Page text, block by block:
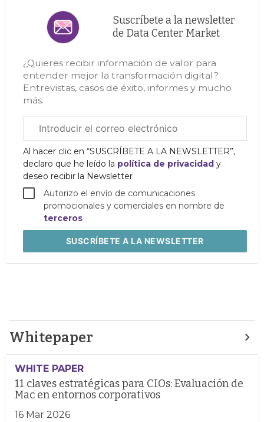
Suscríbete a la newsletter
de Data Center Market
¿Quieres recibir información de valor para
entender mejor la transformación digital?
Entrevistas, casos de éxito, informes y mucho
más.
electrónico
corporativo
Al hacer clic en “SUSCRÍBETE A LA NEWSLETTER”,
declaro que he leído la política de privacidad y
deseo recibir la Newsletter
Autorizo el envío de comunicaciones
promocionales y comerciales en nombre de
terceros
SUSCRÍBETEA LA NEWSLETTER
Whitepaper
WHITE PAPER
11 claves estratégicas para CIOs: Evaluación de
Mac en entornos corporativos
16 Mar 2026